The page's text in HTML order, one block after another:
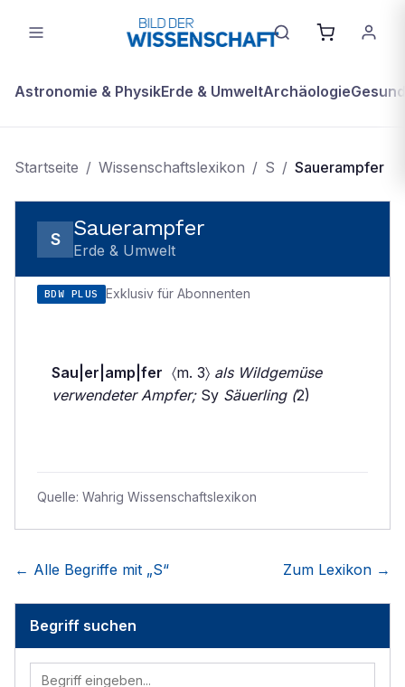
Astronomie & PhysikErde & UmweltArchäologie
Startseite / Wissenschaftslexikon / S / Sauerampfer
S Sauerampfer
Erde & Umwelt
BDW PLUS Exklusiv für Abonnenten
Sau|er|amp|fer 〈m. 3〉 als Wildgemüse
verwendeter Ampfer;Sy Säuerling (2)
Quelle: Wahrig Wissenschaftslexikon
← Alle Begriffe mit „S“ Zum Lexikon →
Begriff suchen